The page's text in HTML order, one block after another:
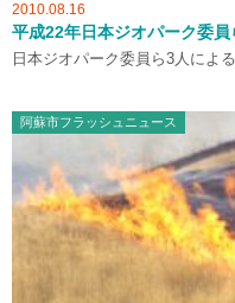
2010.08.16
平成22年日本ジオパーク委
日本ジオパーク委員ら3人によ
阿蘇市フラッシュニュース